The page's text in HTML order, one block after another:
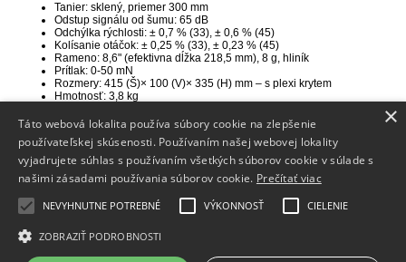
Tanier: sklený, priemer 300 mm
Odstup signálu od šumu: 65 dB
Odchýlka rýchlosti: ± 0,7 % (33), ± 0,6 % (45)
Kolísanie otáčok: ± 0,25 % (33), ± 0,23 % (45)
Rameno: 8,6" (efektivna dĺžka 218,5 mm), 8 g, hliník
Prítlak: 0-50 mN
Rozmery: 415 (Š)× 100 (V)× 335 (H) mm – s plexi krytem
Hmotnosť: 3,8 kg
Info
Dodanie tovaru
×
Táto webová lokalita používa súbory cookie na zlepšenie
používateľskej skúsenosti. Používaním našej webovej lokality
vyjadrujete súhlas s používaním všetkých súborov cookie v súlade s
našimi zásadami používania súborov cookie. Prečítať viac
NEVYHNUTNE POTREBNÉ VÝKONNOSŤ CIELENIE
ZOBRAZIŤ PODROBNOSTI